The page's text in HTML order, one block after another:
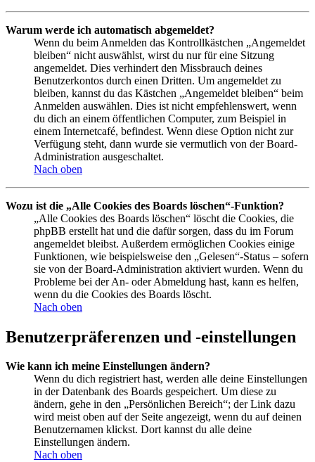
Warum werde ich automatisch abgemeldet?
Wenn du beim Anmelden das Kontrollkästchen „Angemeldet
bleiben“ nicht auswählst, wirst du nur für eine Sitzung
angemeldet. Dies verhindert den Missbrauch deines
Benutzerkontos durch einen Dritten. Um angemeldet zu
bleiben, kannst du das Kästchen „Angemeldet bleiben“ beim
Anmelden auswählen. Dies ist nicht empfehlenswert, wenn
du dich an einem öffentlichen Computer, zum Beispiel in
einem Internetcafé, befindest. Wenn diese Option nicht zur
Verfügung steht, dann wurde sie vermutlich von der Board-
Administration ausgeschaltet.
Nach oben
Wozu ist die „Alle Cookies des Boards löschen“-Funktion?
„Alle Cookies des Boards löschen“ löscht die Cookies, die
phpBB erstellt hat und die dafür sorgen, dass du im Forum
angemeldet bleibst. Außerdem ermöglichen Cookies einige
Funktionen, wie beispielsweise den „Gelesen“-Status – sofern
sie von der Board-Administration aktiviert wurden. Wenn du
Probleme bei der An- oder Abmeldung hast, kann es helfen,
wenn du die Cookies des Boards löscht.
Nach oben
Benutzerpräferenzen und -einstellungen
Wie kann ich meine Einstellungen ändern?
Wenn du dich registriert hast, werden alle deine Einstellungen
in der Datenbank des Boards gespeichert. Um diese zu
ändern, gehe in den „Persönlichen Bereich“; der Link dazu
wird meist oben auf der Seite angezeigt, wenn du auf deinen
Benutzernamen klickst. Dort kannst du alle deine
Einstellungen ändern.
Nach oben